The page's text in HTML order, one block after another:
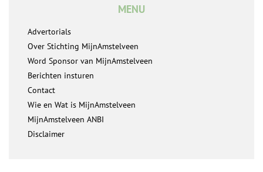
MENU
Advertorials
Over Stichting MijnAmstelveen
Word Sponsor van MijnAmstelveen
Berichten insturen
Contact
Wie en Wat is MijnAmstelveen
MijnAmstelveen ANBI
Disclaimer